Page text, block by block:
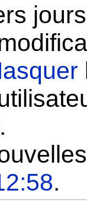
jours
.